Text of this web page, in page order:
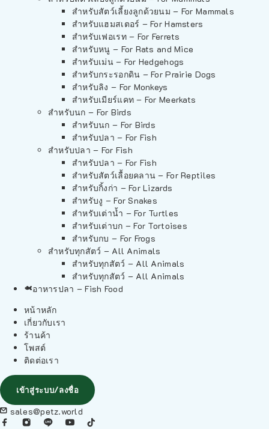
สำหรับสัตว์เลี้ยงลูกด้วยนม – For Mammals
สำหรับแฮมสเตอร์ – For Hamsters
สำหรับเฟอเรท – For Ferrets
สำหรับหนู – For Rats and Mice
สำหรับเม่น – For Hedgehogs
สำหรับกระรอกดิน – For Prairie Dogs
สำหรับลิง – For Monkeys
สำหรับเมียร์แคท – For Meerkats
สำหรับนก – For Birds
สำหรับนก – For Birds
สำหรับปลา – For Fish
สำหรับปลา – For Fish
สำหรับปลา – For Fish
สำหรับสัตว์เลื้อยคลาน – For Reptiles
สำหรับกิ้งก่า – For Lizards
สำหรับงู – For Snakes
สำหรับเต่าน้ำ – For Turtles
สำหรับเต่าบก – For Tortoises
สำหรับกบ – For Frogs
สำหรับทุกสัตว์ – All Animals
สำหรับทุกสัตว์ – All Animals
สำหรับทุกสัตว์ – All Animals
อาหารปลา – Fish Food
หน้าหลัก
เกี่ยวกับเรา
ร้านค้า
โพสต์
ติดต่อเรา
เข้าสู่ระบบ/ลงชื่อ
sales@petz.world